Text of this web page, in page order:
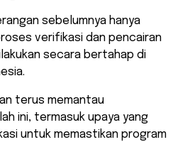
sebelumnya hanya
verifikasi dan pencairan
secara bertahap di
terus memantau
ini, termasuk upaya yang
untuk memastikan program